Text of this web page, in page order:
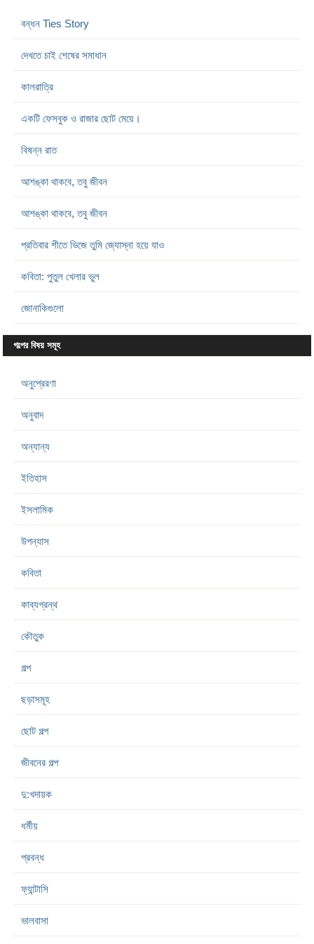
বন্ধন Ties Story
দেখতে চাই শেষের সমাধান
কালরাত্রি
একটি ফেসবুক ও রাজার ছোট মেয়ে।
বিষন্ন রাত
আশঙ্কা থাকবে, তবু জীবন
আশঙ্কা থাকবে, তবু জীবন
প্রতিবার শীতে ভিজে তুমি জ্যোস্না হয়ে যাও
কবিতা: পুতুল খেলার ভুল
জোনাকিগুলো
গল্পের বিষয় সমূহ
অনুপ্রেরণা
অনুবাদ
অন্যান্য
ইতিহাস
ইসলামিক
উপন্যাস
কবিতা
কাব্যগ্রন্থ
কৌতুক
গল্প
ছড়াসমূহ
ছোট গল্প
জীবনের গল্প
দু:খদায়ক
ধর্মীয়
প্রবন্ধ
ফ্যান্টাসি
ভালবাসা